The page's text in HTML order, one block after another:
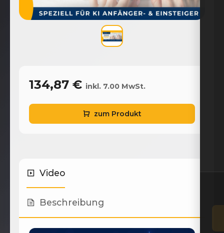
134,87 € inkl. 7.00 MwSt.
zum Produkt
Video
Beschreibung